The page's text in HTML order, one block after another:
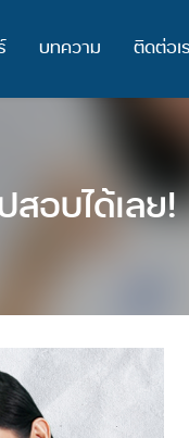
บทความ ติดต่อเ
สอบได้เลย!